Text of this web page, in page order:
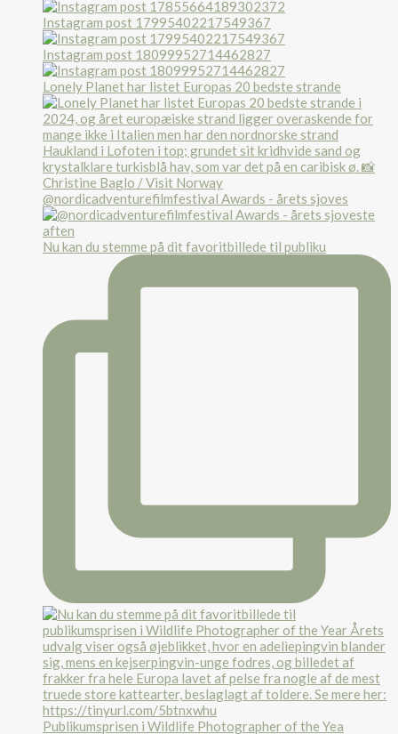
Instagram post 17995402217549367
Instagram post 18099952714462827
Lonely Planet har listet Europas 20 bedste strande
@nordicadventurefilmfestival Awards - årets sjoves
Nu kan du stemme på dit favoritbillede til publiku
Publikumsprisen i Wildlife Photographer of the Yea